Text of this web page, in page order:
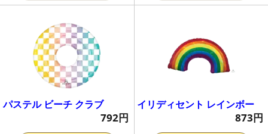
パステル ビーチ クラブ
792円
イリディセント レインボー
873円